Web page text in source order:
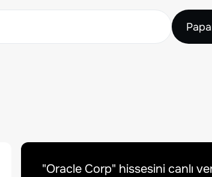
"Oracle Corp" hissesini canlı